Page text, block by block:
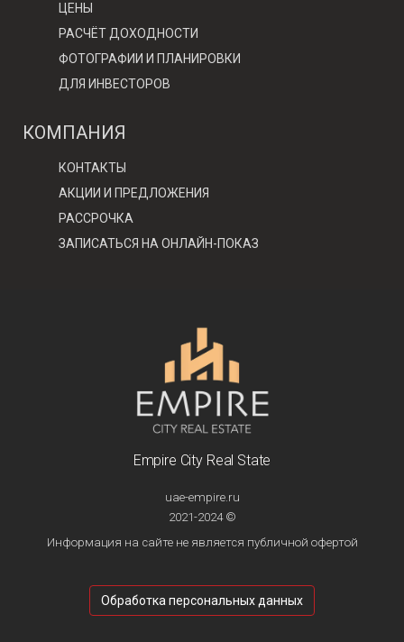
ЦЕНЫ
РАСЧЁТ ДОХОДНОСТИ
ФОТОГРАФИИ И ПЛАНИРОВКИ
ДЛЯ ИНВЕСТОРОВ
КОМПАНИЯ
КОНТАКТЫ
АКЦИИ И ПРЕДЛОЖЕНИЯ
РАССРОЧКА
ЗАПИСАТЬСЯ НА ОНЛАЙН-ПОКАЗ
Empire City Real State
uae-empire.ru
2021-2024 ©
Информация на сайте не является публичной офертой
Обработка персональных данных